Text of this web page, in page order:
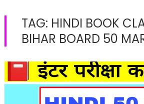
TAG: HINDI BOOK
BIHAR BOARD 50